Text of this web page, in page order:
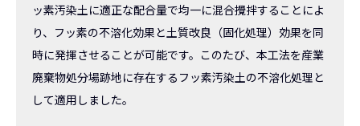
ッ素汚染土に適正な配合量で均一に混合攪拌することによ
り、フッ素の不溶化効果と土質改良（固化処理）効果を同
時に発揮させることが可能です。このたび、本工法を産業
廃棄物処分場跡地に存在するフッ素汚染土の不溶化処理と
して適用しました。